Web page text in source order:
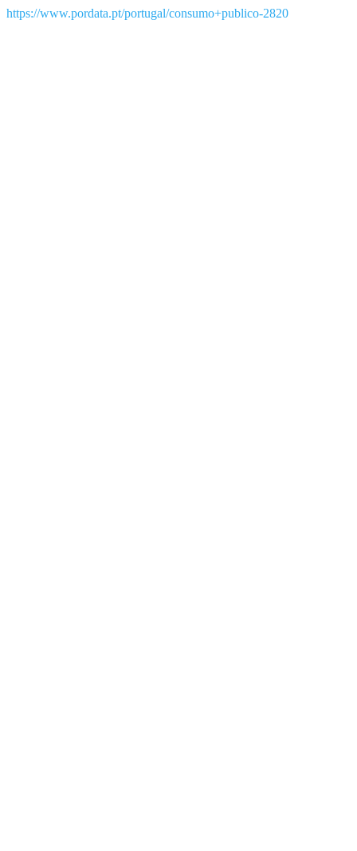
https://www.pordata.pt/portugal/consumo+publico-2820